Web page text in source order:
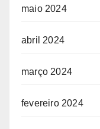
maio 2024
abril 2024
março 2024
fevereiro 2024